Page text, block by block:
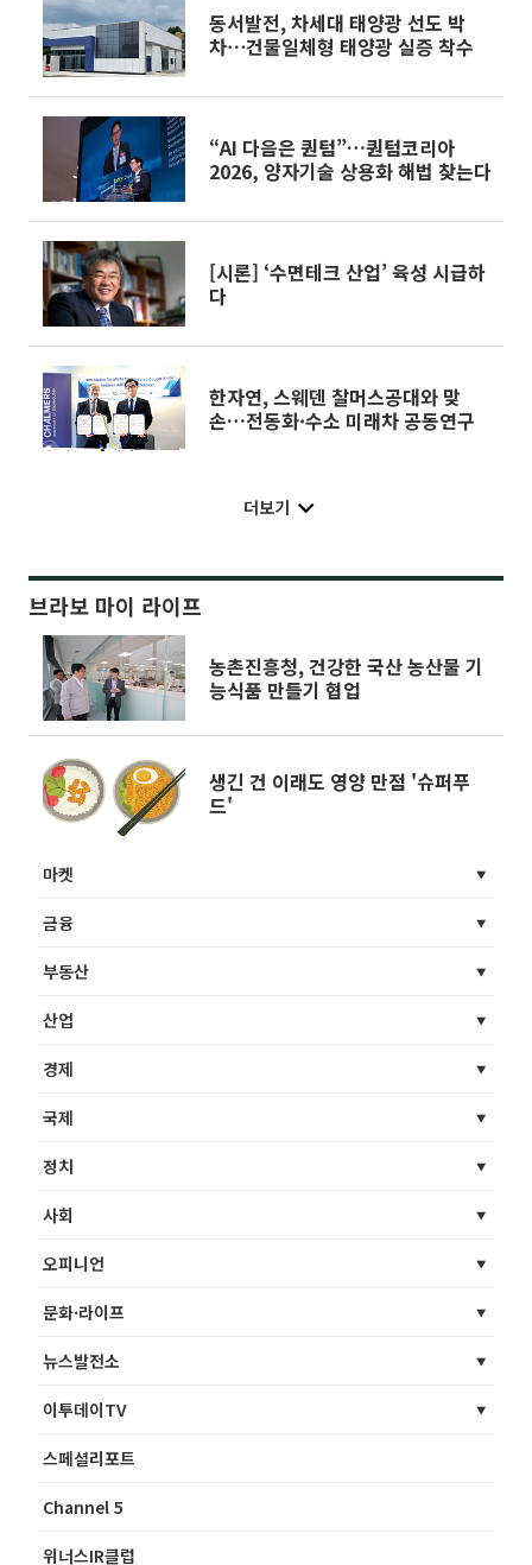
동서발전, 차세대 태양광 선도 박
차⋯건물일체형 태양광 실증 착수
“AI 다음은 퀀텀”…퀀텀코리아
2026, 양자기술 상용화 해법 찾는다
[시론] ‘수면테크 산업’ 육성 시급하
다
한자연, 스웨덴 찰머스공대와 맞
손…전동화·수소 미래차 공동연구
더보기
브라보 마이 라이프
농촌진흥청, 건강한 국산 농산물 기
능식품 만들기 협업
생긴 건 이래도 영양 만점 '슈퍼푸
드'
마켓
금융
부동산
산업
경제
국제
정치
사회
오피니언
문화·라이프
뉴스발전소
이투데이TV
스페셜리포트
Channel 5
위너스IR클럽